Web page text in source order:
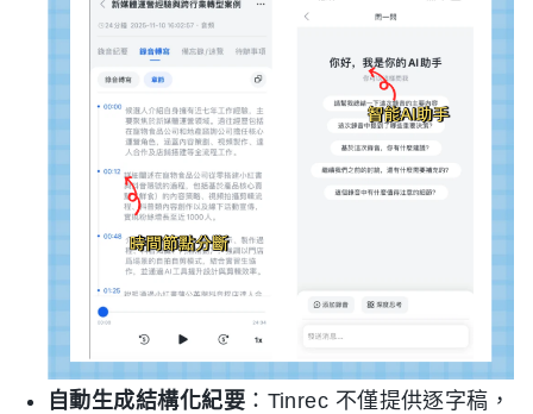
自動生成結構化紀要 ：Tinrec 不僅提供逐字稿，